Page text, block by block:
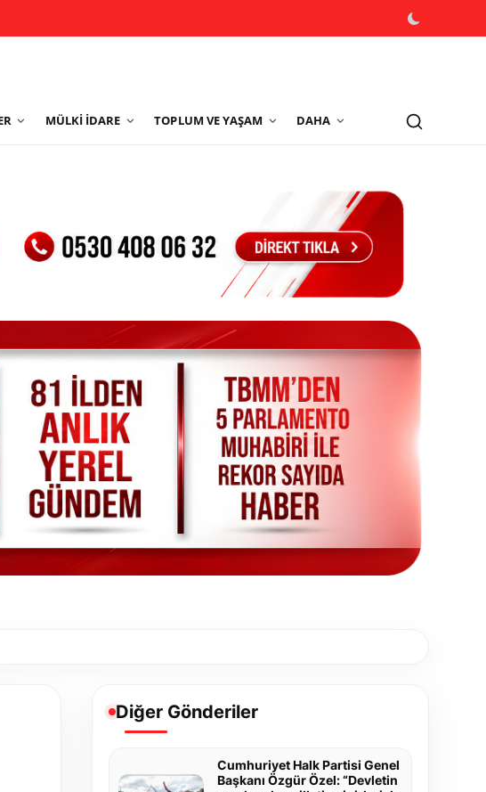
MÜLKI İDARE TOPLUM VE YAŞAM DAHA
Diğer Gönderiler
Cumhuriyet Halk Partisi Genel
Başkanı Özgür Özel: “Devletin